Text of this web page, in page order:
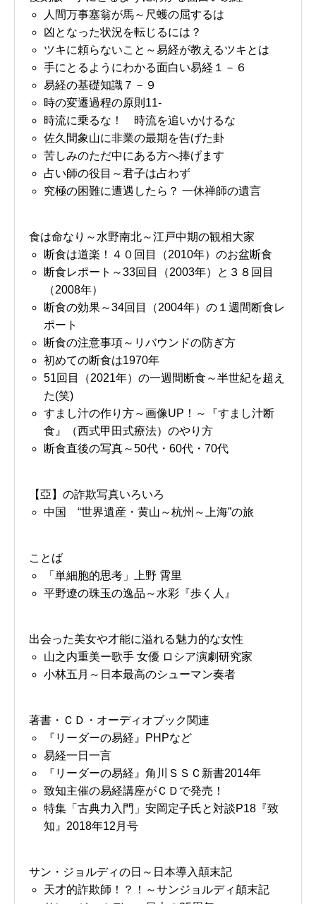
人間万事塞翁が馬～尺蠖の屈するは
凶となった状況を転じるには？
ツキに頼らないこと～易経が教えるツキとは
手にとるようにわかる面白い易経１－６
易経の基礎知識７－９
時の変遷過程の原則11-
時流に乗るな！ 時流を追いかけるな
佐久間象山に非業の最期を告げた卦
苦しみのただ中にある方へ捧げます
占い師の役目～君子は占わず
究極の困難に遭遇したら？ 一休禅師の遺言
食は命なり～水野南北～江戸中期の観相大家
断食は道楽！４０回目（2010年）のお盆断食
断食レポート～33回目（2003年）と３８回目
（2008年）
断食の効果～34回目（2004年）の１週間断食レ
ポート
断食の注意事項～リバウンドの防ぎ方
初めての断食は1970年
51回目（2021年）の一週間断食～半世紀を超え
た(笑)
すまし汁の作り方～画像UP！～『すまし汁断
食』（西式甲田式療法）のやり方
断食直後の写真～50代・60代・70代
【亞】の詐欺写真いろいろ
中国 “世界遺産・黄山～杭州～上海”の旅
ことば
「単細胞的思考」上野 霄里
平野遼の珠玉の逸品～水彩『歩く人』
出会った美女や才能に溢れる魅力的な女性
山之内重美ー歌手 女優 ロシア演劇研究家
小林五月～日本最高のシューマン奏者
著書・ＣＤ・オーディオブック関連
『リーダーの易経』PHPなど
易経一日一言
『リーダーの易経』角川ＳＳＣ新書2014年
致知主催の易経講座がＣＤで発売！
特集「古典力入門」安岡定子氏と対談P18『致
知』2018年12月号
サン・ジョルディの日～日本導入顛末記
天才的詐欺師！？！～サンジョルディ顛末記